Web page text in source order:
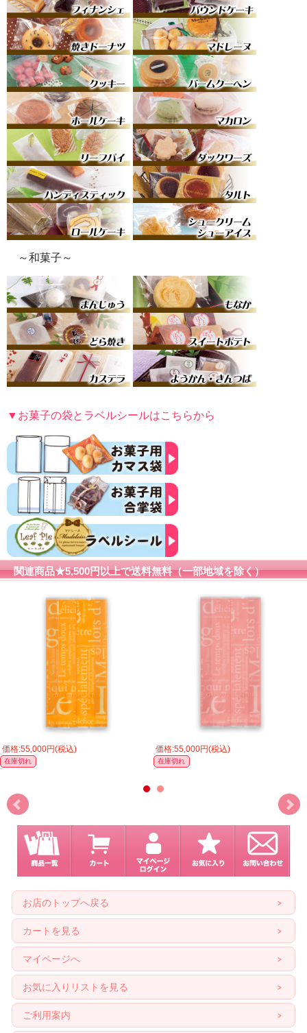
～和菓子～
▼お菓子の袋とラベルシールはこちらから
関連商品★5,500円以上で送料無料（一部地域を除く）
価格:55,000円(税込)
在庫切れ
価格:55,000円(税込)
在庫切れ
お店のトップへ戻る
カートを見る
マイページへ
お気に入りリストを見る
ご利用案内